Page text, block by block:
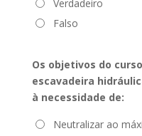
Verdadeiro
Falso
Os objetivos do
escavadeira
à necessidade de:
Neutralizar ao